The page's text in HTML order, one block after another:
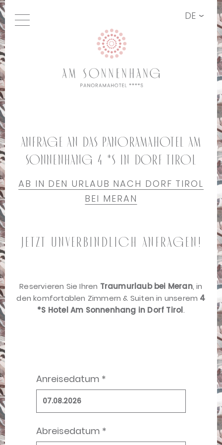
DE
Anfrage an das Panoramahotel Am
Sonnenhang 4 *S in Dorf Tirol
AB IN DEN URLAUB NACH DORF TIROL
BEI MERAN
Jetzt unverbindlich anfragen!
Reservieren Sie Ihren Traumurlaub bei Meran, in
den komfortablen Zimmern & Suiten in unserem 4
*S Hotel Am Sonnenhang in Dorf Tirol.
Anreisedatum *
Abreisedatum *